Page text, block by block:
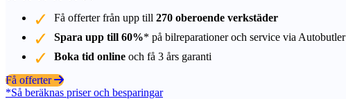
Få offerter från upp till 270 oberoende verkstäder
Spara upp till 60%* på bilreparationer och service via Autobutler
Boka tid online och få 3 års garanti
Få offerter
*Så beräknas priser och besparingar